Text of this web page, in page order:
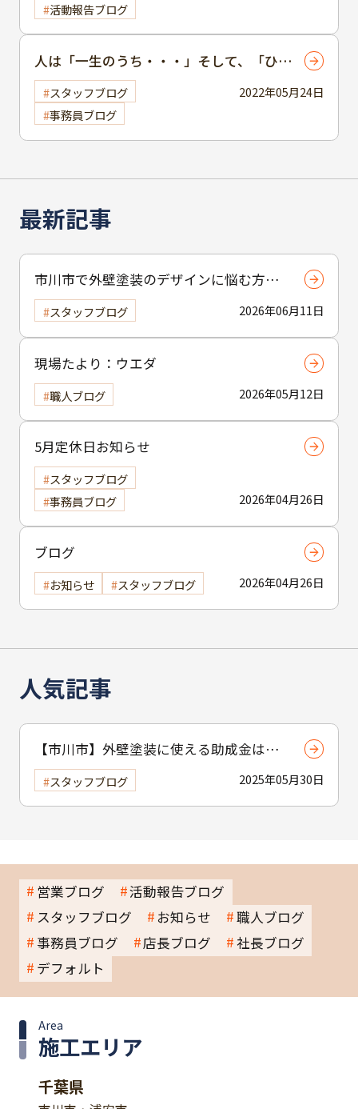
最新記事
市川市で外壁塗装のデザインに悩む方へ
｜ 色選びの失敗を防ぐポイント
2026年06月11日
スタッフブログ
現場たより：ウエダ
2026年05月12日
職人ブログ
5月定休日お知らせ
2026年04月26日
スタッフブログ
事務員ブログ
ブログ
2026年04月26日
お知らせ スタッフブログ
人気記事
【市川市】外壁塗装に使える助成金はあ
る？ 補助制度と費用を抑えるコツを紹介2025年05月30日
スタッフブログ
活動報告ブログ
2022年05月24日
人は「一生のうち・・・」そして、「ひと
りでは・・・」
スタッフブログ
事務員ブログ
営業ブログ
活動報告ブログ
スタッフブログ
お知らせ
職人ブログ
事務員ブログ
店長ブログ
社長ブログ
デフォルト
施工エリア
Area
千葉県